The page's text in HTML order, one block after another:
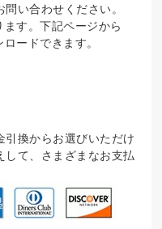
い合わせください。
す。下記ページから
ードできます。
引換からお選びいただけ
して、さまざまなお支払